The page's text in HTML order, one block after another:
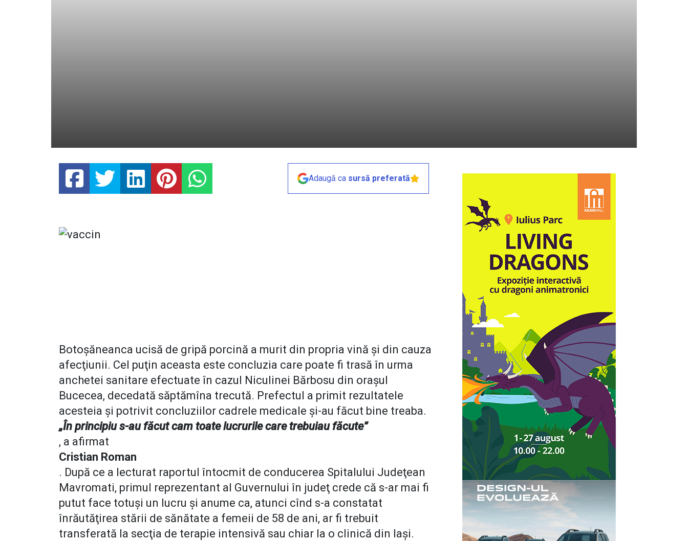
Adaugă ca sursă preferată
Botoşăneanca ucisă de gripă porcină a murit din propria vină şi din cauza
afecţiunii. Cel puţin aceasta este concluzia care poate fi trasă în urma
anchetei sanitare efectuate în cazul Niculinei Bărbosu din oraşul
Bucecea, decedată săptămîna trecută. Prefectul a primit rezultatele
acesteia şi potrivit concluziilor cadrele medicale şi-au făcut bine treaba.
„În principiu s-au făcut cam toate lucrurile care trebuiau făcute”
, a afirmat
Cristian Roman
. După ce a lecturat raportul întocmit de conducerea Spitalului Judeţean
Mavromati, primul reprezentant al Guvernului în judeţ crede că s-ar mai fi
putut face totuşi un lucru şi anume ca, atunci cînd s-a constatat
înrăutăţirea stării de sănătate a femeii de 58 de ani, ar fi trebuit
transferată la secţia de terapie intensivă sau chiar la o clinică din Iaşi.